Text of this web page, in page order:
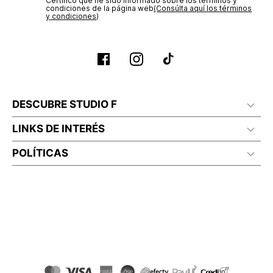
condiciones de la página web‎(Consúlta aquí los términos
y condiciones)
DESCUBRE STUDIO F
LINKS DE INTERÉS
POLÍTICAS